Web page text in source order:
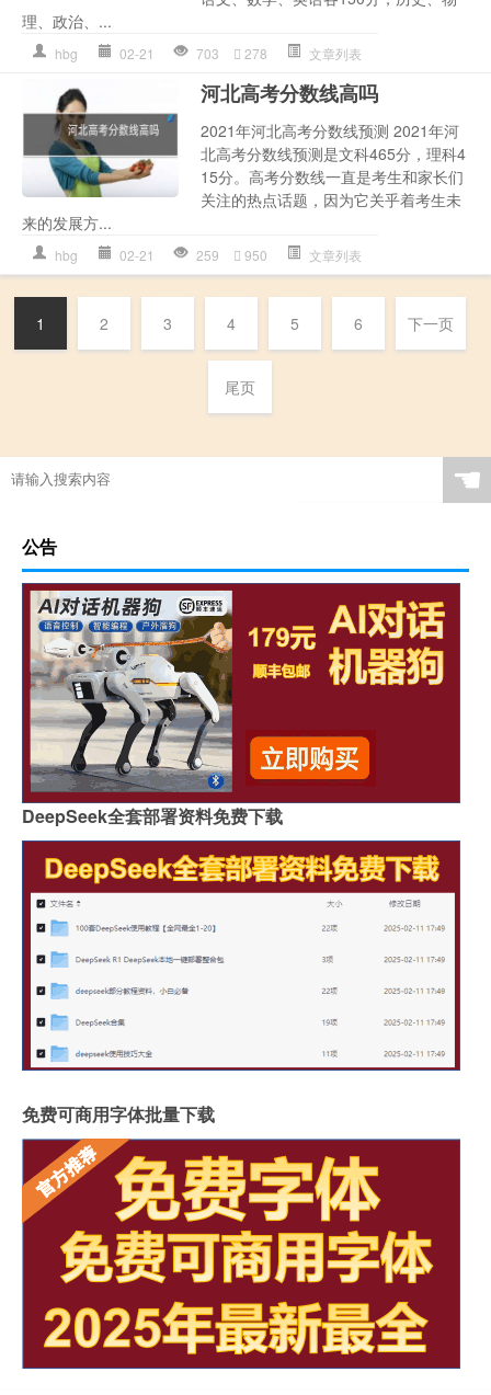
理、政治、...
hbg 02-21 703 278 文章列表
河北高考分数线高吗
2021年河北高考分数线预测 2021年河
北高考分数线预测是文科465分，理科4
15分。高考分数线一直是考生和家长们
关注的热点话题，因为它关乎着考生未
来的发展方...
hbg 02-21 259 950 文章列表
1 2 3 4 5 6 下一页
尾页
☚
公告
DeepSeek全套部署资料免费下载
免费可商用字体批量下载